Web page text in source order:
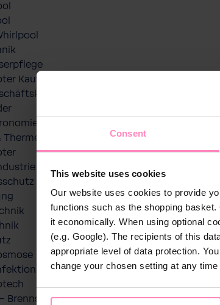
Consent
This website uses cookies
Our website uses cookies to provide
functions such as the shopping
it economically. When using optional
(e.g. Google). The recipients of this
appropriate level of data protection.
change your chosen setting at any
Kaufberatung und Tipps
Brennstoffzelle